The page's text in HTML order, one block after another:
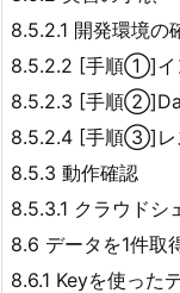
8.5.2.1 開発環境の
8.5.2.2 [手順①]イ
8.5.2.3 [手順
8.5.2.4 [手順③]レ
8.5.3 動作確認
8.5.3.1 クラウドシ
8.6 データを1件取
8.6.1 Keyを使った